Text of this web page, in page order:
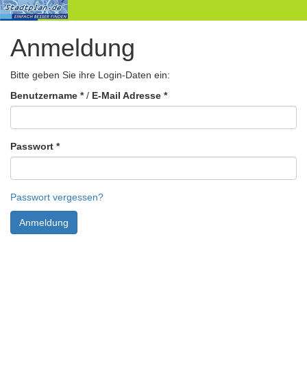
Stadtpläne
Login
Anmeldung
Bitte geben Sie ihre Login-Daten ein:
Benutzername */ E-Mail Adresse *
Passwort *
Passwort vergessen?